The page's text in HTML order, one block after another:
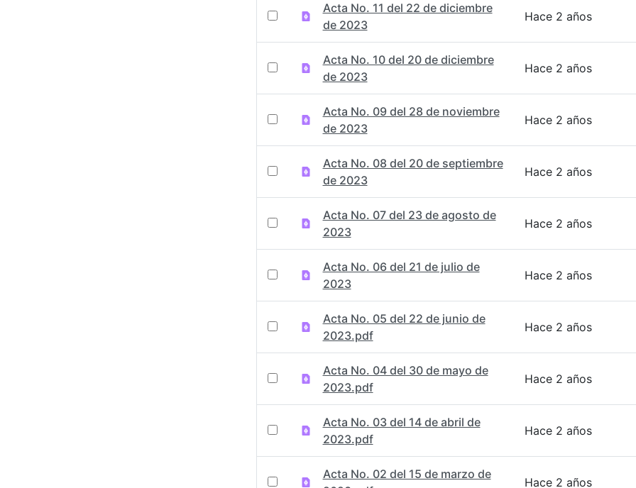
Acta No. 11 del 22 de diciembre
de 2023
Hace 2 años
Acta No. 10 del 20 de diciembre
de 2023
Hace 2 años
Acta No. 09 del 28 de noviembre
de 2023
Hace 2 años
Acta No. 08 del 20 de septiembre
de 2023
Hace 2 años
Acta No. 07 del 23 de agosto de
2023
Hace 2 años
Acta No. 06 del 21 de julio de
2023
Hace 2 años
Acta No. 05 del 22 de junio de
2023.pdf
Hace 2 años
Acta No. 04 del 30 de mayo de
2023.pdf
Hace 2 años
Acta No. 03 del 14 de abril de
2023.pdf
Hace 2 años
Acta No. 02 del 15 de marzo de
Hace 2 años